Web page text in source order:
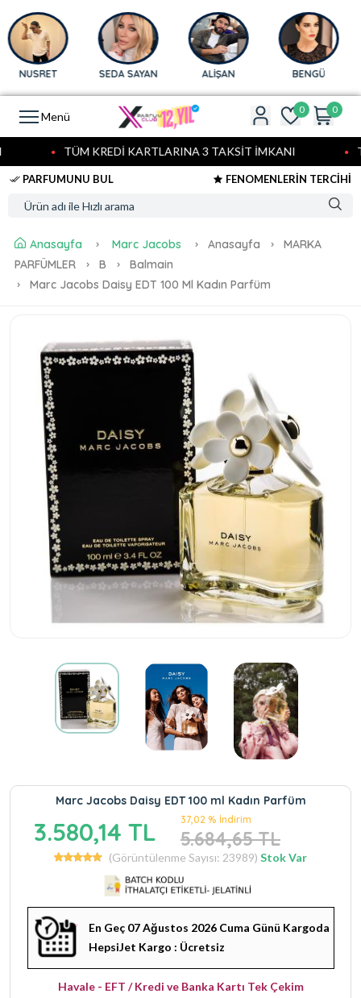
SEDA SAYAN ALİŞAN BENGÜ
Menü 0 0
TÜM KREDİ KARTLARINA 3 TAKSİT İMKANI
PARFUMUNU BUL FENOMENLERİN TERCİHİ
Anasayfa Marc Jacobs Anasayfa
MARKA
PARFÜMLER
B
Balmain
Marc Jacobs Daisy EDT 100 Ml Kadın Parfüm
Marc Jacobs Daisy EDT 100 ml Kadın Parfüm
3.580,14 TL 37,02 % İndirim
5.684,65 TL
(Görüntülenme Sayısı: 23989) Stok Var
En Geç 07 Ağustos 2026 Cuma Günü Kargoda
HepsiJet Kargo : Ücretsiz
Havale - EFT / Kredi ve Banka Kartı Tek Çekim